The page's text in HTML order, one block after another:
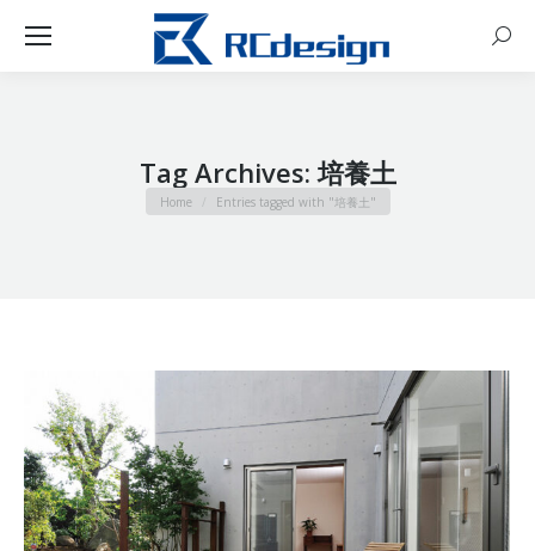
Tag Archives:培養土
You are here:
Home Entries tagged with "培養土"